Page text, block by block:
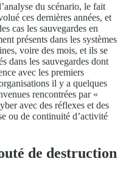
du scénario, le fait
ces dernières années, et
cas les sauvegardes en
présents dans les systèmes
voire des mois, et ils se
dans les sauvegardes dont
avec les premiers
il y a quelques
rencontrées par «
avec des réflexes et des
ou de continuité d’activité
de destruction